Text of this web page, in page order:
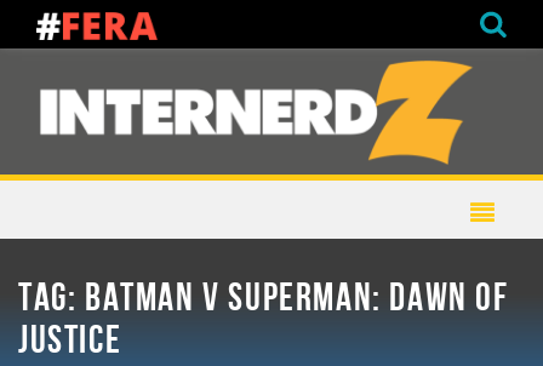
TAG: BATMAN V SUPERMAN: DAWN OF
JUSTICE